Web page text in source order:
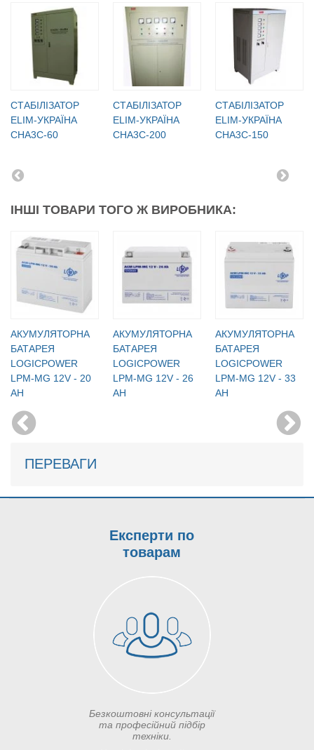
СТАБІЛІЗАТОР
ELIM-УКРАЇНА
СНА3С-60
СТАБІЛІЗАТОР
ELIM-УКРАЇНА
СНА3С-200
СТАБІЛІЗАТОР
ELIM-УКРАЇНА
СНА3С-150
ІНШІ ТОВАРИ ТОГО Ж ВИРОБНИКА:
АКУМУЛЯТОРНА
БАТАРЕЯ
LOGICPOWER
LPM-MG 12V - 20
AH
АКУМУЛЯТОРНА
БАТАРЕЯ
LOGICPOWER
LPM-MG 12V - 26
AH
АКУМУЛЯТОРНА
БАТАРЕЯ
LOGICPOWER
LPM-MG 12V - 33
AH
ПЕРЕВАГИ
Експерти по
товарам
Безкоштовні консультації
та професійний підбір
техніки.